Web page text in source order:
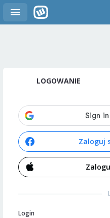
LOGOWANIE
Zaloguj
Login